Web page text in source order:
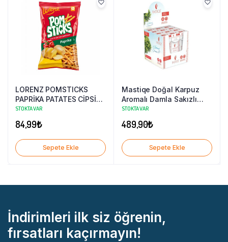
LORENZ POMSTICKS
PAPRİKA PATATES CİPSİ
85 GR
STOKTA VAR
84,99₺
Sepete Ekle
Mastiqe Doğal Karpuz
Aromalı Damla Sakızlı
Şekersiz Sakız 20 Grx12
STOKTA VAR
489,90₺
Sepete Ekle
İndirimleri ilk siz öğrenin,
fırsatları kaçırmayın!